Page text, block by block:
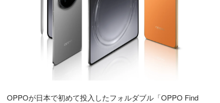
OPPOが日本で初めて投入したフォルダブル「OPPO Find